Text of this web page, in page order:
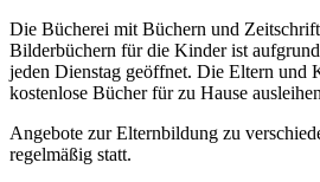
Die Bücherei mit Büchern und
Bilderbüchern für die Kinder ist
jeden Dienstag geöffnet. Die Eltern und
kostenlose Bücher für zu Hause
Angebote zur Elternbildung zu
regelmäßig statt.